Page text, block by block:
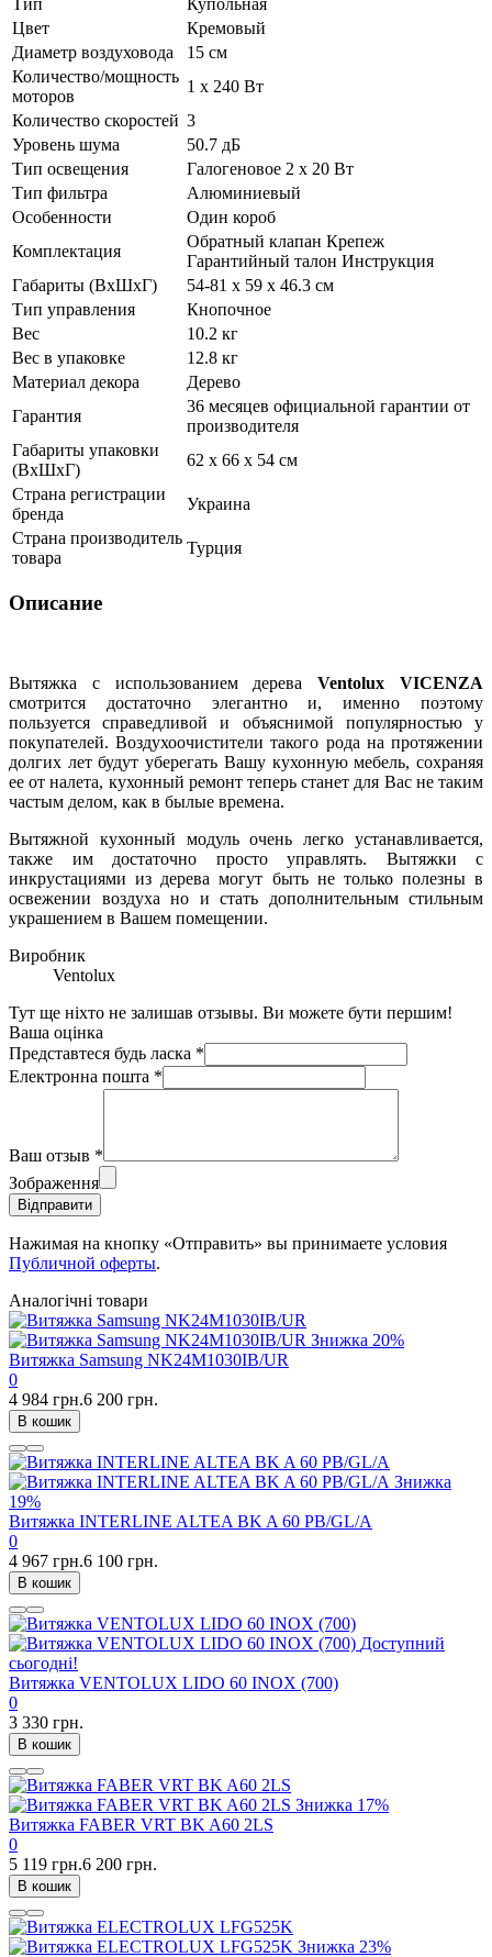
Цвет
Кремовый
Диаметр воздуховода
15 см
Количество/мощность
моторов
1 х 240 Вт
Количество скоростей 3
Уровень шума
50.7 дБ
Тип освещения
Галогеновое 2 х 20 Вт
Тип фильтра
Алюминиевый
Особенности
Один короб
Комплектация
Обратный клапан Крепеж
Гарантийный талон Инструкция
Габариты (ВхШхГ)
54-81 х 59 х 46.3 см
Тип управления
Кнопочное
Вес
10.2 кг
Вес в упаковке
12.8 кг
Материал декора
Дерево
Гарантия
36 месяцев официальной гарантии от
производителя
Габариты упаковки
(ВхШхГ)
62 х 66 х 54 см
Страна регистрации
бренда
Украина
Страна производитель
товара
Турция
Описание
Вытяжка с использованием дерева Ventolux VICENZA
смотрится достаточно элегантно и, именно поэтому
пользуется справедливой и объяснимой популярностью у
покупателей. Воздухоочистители такого рода на протяжении
долгих лет будут уберегать Вашу кухонную мебель, сохраняя
ее от налета, кухонный ремонт теперь станет для Вас не таким
частым делом, как в былые времена.
Вытяжной кухонный модуль очень легко устанавливается,
также им достаточно просто управлять. Вытяжки с
инкрустациями из дерева могут быть не только полезны в
освежении воздуха но и стать дополнительным стильным
украшением в Вашем помещении.
Виробник
Ventolux
Тут ще ніхто не залишав отзывы. Ви можете бути першим!
Ваша оцінка
Представтеся будь ласка *
Електронна пошта *
Ваш отзыв *
Зображення
Відправити
Нажимая на кнопку «Отправить» вы принимаете условия
Публичной оферты.
Аналогічні товари
Знижка 20%
Витяжка Samsung NK24M1030IB/UR
0
4 984 грн.6 200 грн.
В кошик
Знижка
19%
Витяжка INTERLINE ALTEA BK A 60 PB/GL/A
0
4 967 грн.6 100 грн.
В кошик
Доступний
сьогодні!
Витяжка VENTOLUX LIDO 60 INOX (700)
0
3 330 грн.
В кошик
Знижка 17%
Витяжка FABER VRT BK A60 2LS
0
5 119 грн.6 200 грн.
В кошик
Знижка 23%